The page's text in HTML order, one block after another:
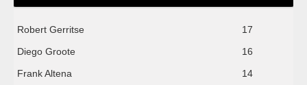
Robert Gerritse
17
Diego Groote
16
Frank Altena
14